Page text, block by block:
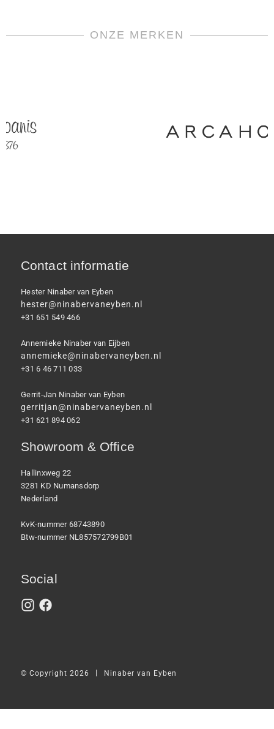
ONZE MERKEN
Contact informatie
Hester Ninaber van Eyben
hester@ninabervaneyben.nl
+31 651 549 466
Annemieke Ninaber van Eijben
annemieke@ninabervaneyben.nl
+31 6 46 711 033
Gerrit-Jan Ninaber van Eyben
gerritjan@ninabervaneyben.nl
+31 621 894 062
Showroom & Office
Hallinxweg 22
3281 KD Numansdorp
Nederland
KvK-nummer 68743890
Btw-nummer NL857572799B01
Social
© Copyright 2026 Ninaber van Eyben